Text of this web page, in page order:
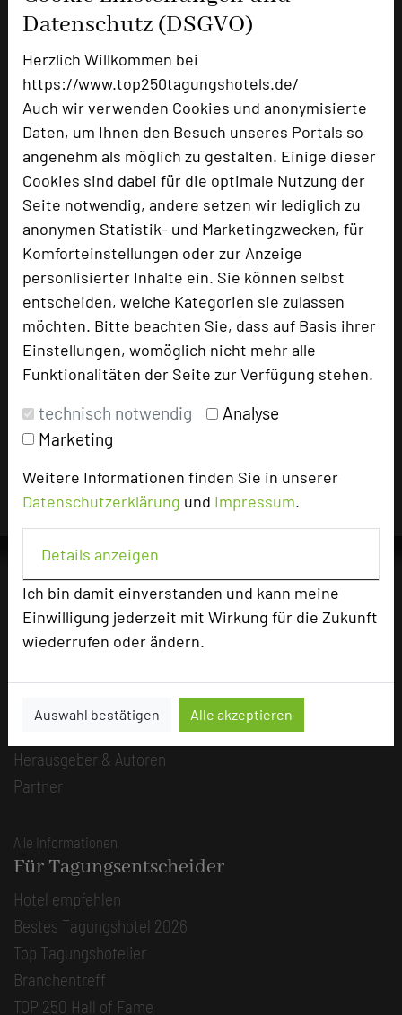
Datenschutz (DSGVO)
Herzlich Willkommen bei
https://www.top250tagungshotels.de/
Auch wir verwenden Cookies und anonymisierte
Daten, um Ihnen den Besuch unseres Portals so
angenehm als möglich zu gestalten. Einige dieser
Cookies sind dabei für die optimale Nutzung der
Seite notwendig, andere setzen wir lediglich zu
anonymen Statistik- und Marketingzwecken, für
Komforteinstellungen oder zur Anzeige
personlisierter Inhalte ein. Sie können selbst
entscheiden, welche Kategorien sie zulassen
möchten. Bitte beachten Sie, dass auf Basis ihrer
Einstellungen, womöglich nicht mehr alle
Funktionalitäten der Seite zur Verfügung stehen.
technisch notwendig
Analyse
Marketing
Weitere Informationen finden Sie in unserer
Datenschutzerklärung und Impressum.
Details anzeigen
Ich bin damit einverstanden und kann meine
Einwilligung jederzeit mit Wirkung für die Zukunft
wiederrufen oder ändern.
Auswahl bestätigen Alle akzeptieren
Appartement
Suite
Besonders geeignet für
Seminar, Klausur, Event, Kreativprozesse
313 Seiten dieses Hotels wurden in den vergangenen
30 Tagen auf diesem Portal aufgerufen.
Impressum zum Hotel
Für die Verwendung der Bilder haben die jeweiligen Hotels die
Nutzungsrechte für dieses Portal eingeräumt und sind dafür
Die Idee
Über uns
Mission
Herausgeber & Autoren
Partner
Alle Informationen
Für Tagungsentscheider
Hotel empfehlen
Bestes Tagungshotel 2026
Top Tagungshotelier
Branchentreff
TOP 250 Hall of Fame